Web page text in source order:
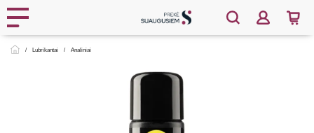
Lubrikantai Analiniai